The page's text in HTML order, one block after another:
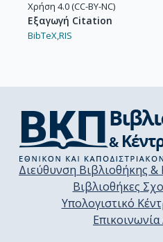
Χρήση 4.0 (CC-BY-NC)
Εξαγωγή Citation
BibTeX,RIS
Διεύθυνση Βιβλιοθήκης
Βιβλιοθήκες
Υπολογιστικό